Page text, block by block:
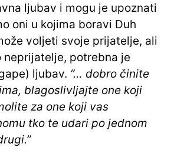
ljubav i mogu je upoznati
oni u kojima boravi Duh
voljeti svoje prijatelje, ali
neprijatelje, potrebna je
ljubav. “… dobro činite
blagoslivljajte one koji
za one koji vas
tko te udari po jednom